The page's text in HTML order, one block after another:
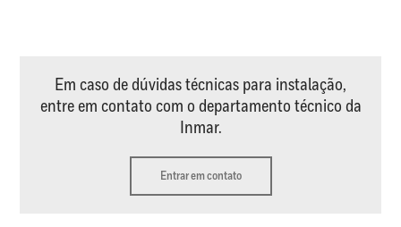
Em caso de dúvidas técnicas para instalação,
entre em contato com o departamento técnico da
Inmar.
Entrar em contato